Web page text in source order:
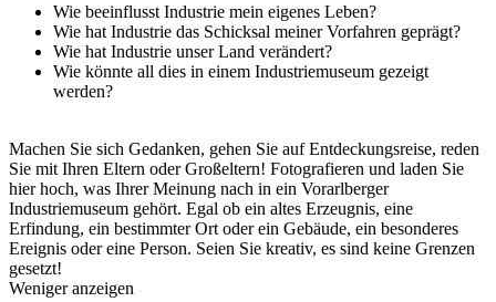
Wie beeinflusst Industrie mein eigenes Leben?
Wie hat Industrie das Schicksal meiner Vorfahren geprägt?
Wie hat Industrie unser Land verändert?
Wie könnte all dies in einem Industriemuseum gezeigt
werden?
Machen Sie sich Gedanken, gehen Sie auf Entdeckungsreise, reden
Sie mit Ihren Eltern oder Großeltern! Fotografieren und laden Sie
hier hoch, was Ihrer Meinung nach in ein Vorarlberger
Industriemuseum gehört. Egal ob ein altes Erzeugnis, eine
Erfindung, ein bestimmter Ort oder ein Gebäude, ein besonderes
Ereignis oder eine Person. Seien Sie kreativ, es sind keine Grenzen
gesetzt!
Weniger anzeigen